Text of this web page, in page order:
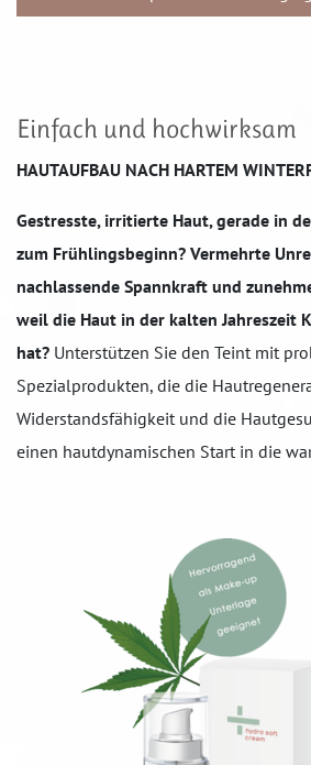
Einfach und hochwirksam
HAUTAUFBAU NACH HARTEM
Gestresste, irritierte Haut, gerade in
zum Frühlingsbeginn? Vermehrte
nachlassende Spannkraft und
weil die Haut in der kalten Jahreszeit
hat? Unterstützen Sie den Teint mit
Spezialprodukten, die die
Widerstandsfähigkeit und die
einen hautdynamischen Start in die